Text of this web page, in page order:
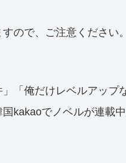
ので、ご注意ください。
「俺だけレベルアッ
kakaoでノベルが連載